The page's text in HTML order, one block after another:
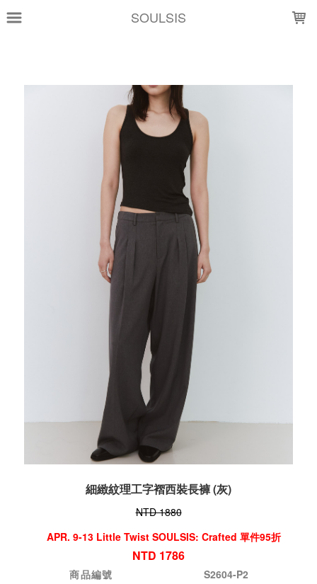
SOULSIS
細緻紋理工字褶西裝長褲 (灰)
NTD 1880
APR. 9-13 Little Twist SOULSIS: Crafted 單件95折
NTD 1786
商品編號
S2604-P2